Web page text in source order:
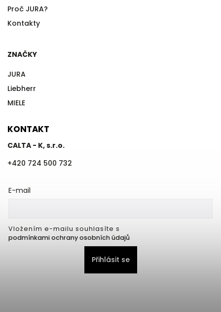
Proč JURA?
Kontakty
ZNAČKY
JURA
Liebherr
MIELE
KONTAKT
CALTA - K, s.r.o.
+420 724 500 732
E-mail
Vložením e-mailu souhlasíte s
podmínkami ochrany osobních údajů
Přihlásit se